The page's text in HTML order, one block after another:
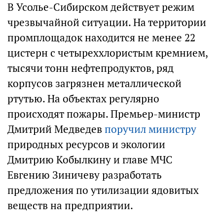
В Усолье-Сибирском действует режим
чрезвычайной ситуации. На территории
промплощадок находится не менее 22
цистерн с четыреххлористым кремнием,
тысячи тонн нефтепродуктов, ряд
корпусов загрязнен металлической
ртутью. На объектах регулярно
происходят пожары. Премьер-министр
Дмитрий Медведев поручил министру
природных ресурсов и экологии
Дмитрию Кобылкину и главе МЧС
Евгению Зиничеву разработать
предложения по утилизации ядовитых
веществ на предприятии.